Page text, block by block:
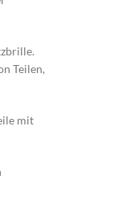
Teilen,
mit